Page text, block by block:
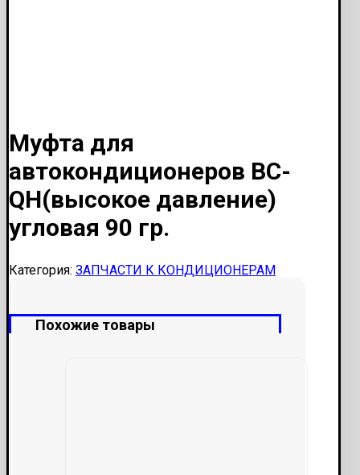
Муфта для
автокондиционеров ВС-
QН(высокое давление)
угловая 90 гр.
Категория: ЗАПЧАСТИ К КОНДИЦИОНЕРАМ
Похожие товары